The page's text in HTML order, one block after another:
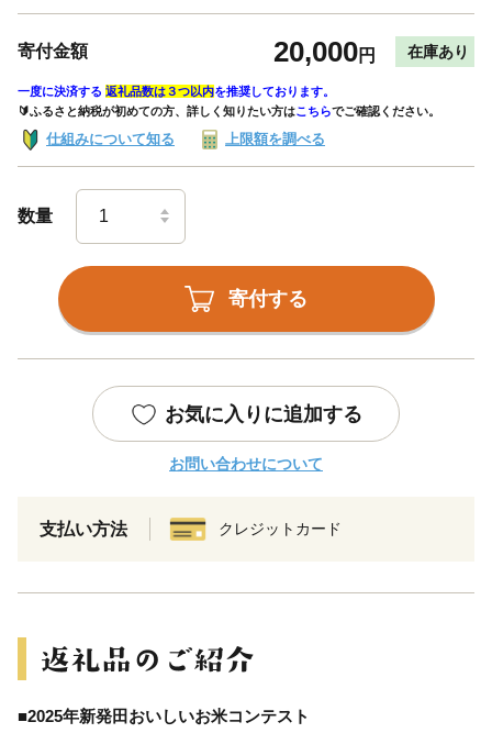
寄付金額 20,000円 在庫あり
一度に決済する 返礼品数は３つ以内を推奨しております。
🔰ふるさと納税が初めての方、詳しく知りたい方はこちらでご確認ください。
仕組みについて知る 上限額を調べる
数量
寄付する
お気に入りに追加する
お問い合わせについて
支払い方法 クレジットカード
■2025年新発田おいしいお米コンテスト